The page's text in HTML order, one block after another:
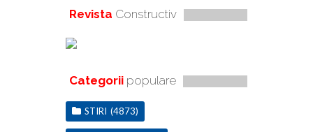
Revista Constructiv
Categorii populare
STIRI (4873)